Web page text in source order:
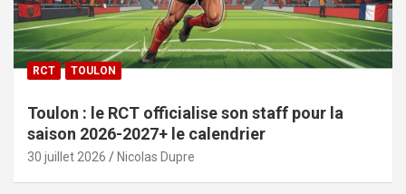
RCT TOULON
Toulon : le RCT officialise son staff pour la
saison 2026-2027+ le calendrier
30 juillet 2026 Nicolas Dupre